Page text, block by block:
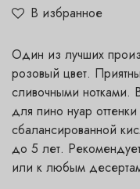
В избранное
Один из лучших
розовый цвет.
сливочными нотками.
для пино нуар
сбалансированной
до 5 лет.
или к любым